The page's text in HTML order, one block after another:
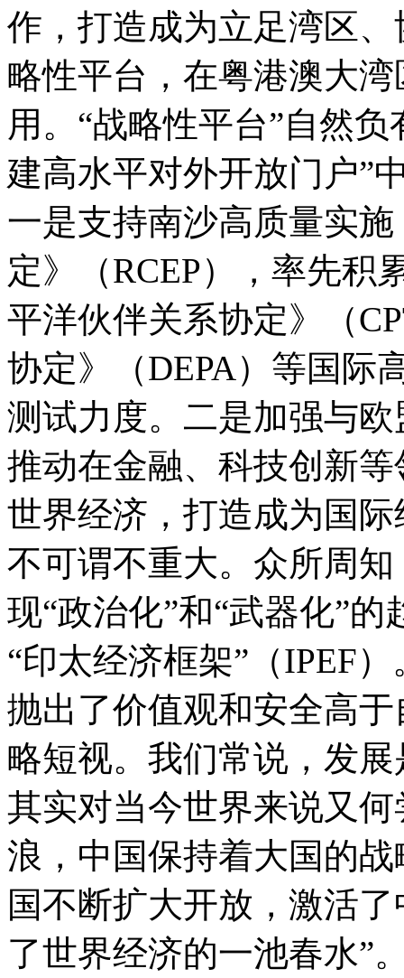
作，打造成为立足湾区
略性平台，在粤港澳大
用。“战略性平台”自然
建高水平对外开放门户”
一是支持南沙高质量实
定》（RCEP），率先积
平洋伙伴关系协定》（
协定》（DEPA）等国际
测试力度。二是加强与
推动在金融、科技创新
世界经济，打造成为国
不可谓不重大。众所周
现“政治化”和“武器化”
“印太经济框架”（IPEF
抛出了价值观和安全高
略短视。我们常说，发
其实对当今世界来说又
浪，中国保持着大国的
国不断扩大开放，激活
了世界经济的一池春水”